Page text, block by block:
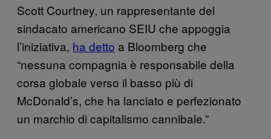
Scott Courtney, un rappresentante del
sindacato americano SEIU che appoggia
l’iniziativa, ha detto a Bloomberg che
“nessuna compagnia è responsabile della
corsa globale verso il basso più di
McDonald’s, che ha lanciato e perfezionato
un marchio di capitalismo cannibale.”